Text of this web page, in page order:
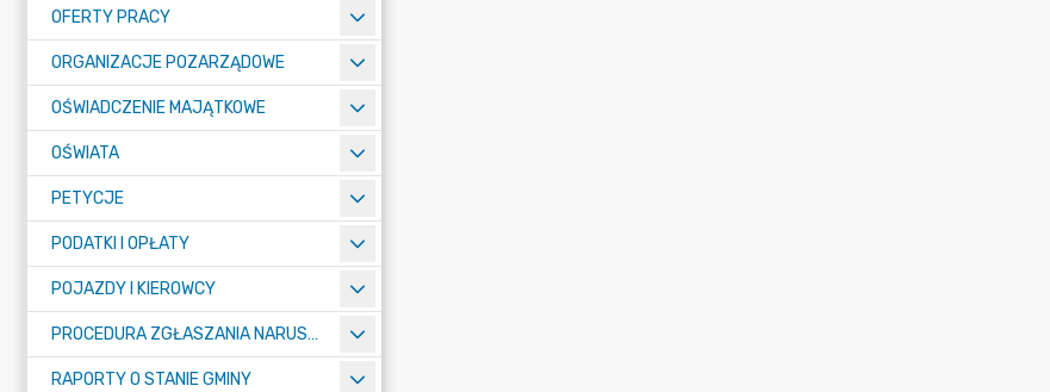
OFERTY PRACY
ORGANIZACJE POZARZĄDOWE
OŚWIADCZENIE MAJĄTKOWE
OŚWIATA
PETYCJE
PODATKI I OPŁATY
POJAZDY I KIEROWCY
PROCEDURA ZGŁASZANIA NARUSZEŃ PRAWA
RAPORTY O STANIE GMINY